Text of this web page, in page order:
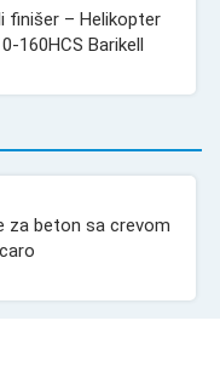
finišer – Helikopter
160HCS Barikell
za beton sa crevom